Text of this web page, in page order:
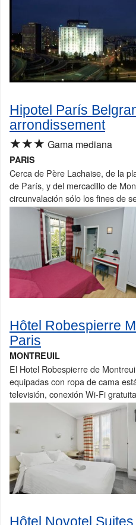
Hipotel París
arrondissement
★★★ Gama mediana
PARIS
Cerca de Père Lachaise, de la
de París, y del mercadillo de
circunvalación sólo los fines de
Hôtel Robespierre
Paris
MONTREUIL
El Hotel Robespierre de
equipadas con ropa de cama
televisión, conexión Wi-Fi
Hôtel Novotel